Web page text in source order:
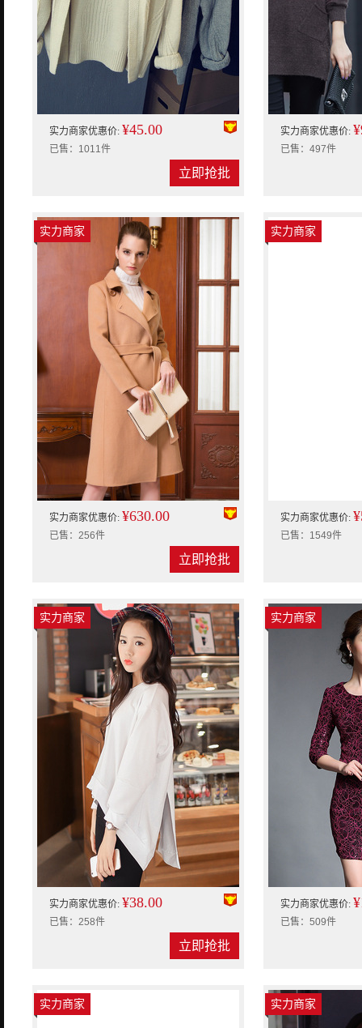
实力商家优惠价: ¥45.00
已售：1011件
立即抢批
实力商家优惠价:
已售：497件
实力商家
实力商家优惠价: ¥630.00
已售：256件
立即抢批
实力商家
实力商家优惠价:
已售：1549件
实力商家
实力商家优惠价: ¥38.00
已售：258件
立即抢批
实力商家
实力商家优惠价:
已售：509件
实力商家 实力商家